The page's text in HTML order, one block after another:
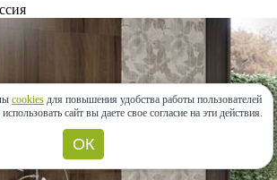
cookies для повышения удобства работы пользователей
сайт вы даете свое согласие на эти действия.
ОК